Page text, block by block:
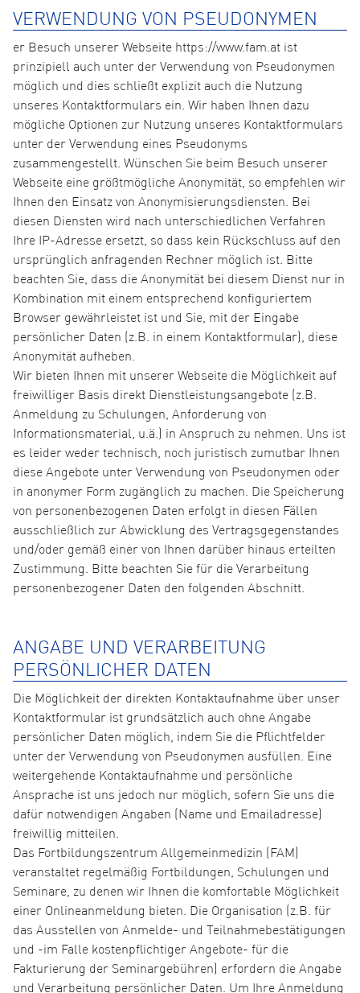
VERWENDUNG VON PSEUDONYMEN
er Besuch unserer Webseite https://www.fam.at ist
prinzipiell auch unter der Verwendung von Pseudonymen
möglich und dies schließt explizit auch die Nutzung
unseres Kontaktformulars ein. Wir haben Ihnen dazu
mögliche Optionen zur Nutzung unseres Kontaktformulars
unter der Verwendung eines Pseudonyms
zusammengestellt. Wünschen Sie beim Besuch unserer
Webseite eine größtmögliche Anonymität, so empfehlen wir
Ihnen den Einsatz von Anonymisierungsdiensten. Bei
diesen Diensten wird nach unterschiedlichen Verfahren
Ihre IP-Adresse ersetzt, so dass kein Rückschluss auf den
ursprünglich anfragenden Rechner möglich ist. Bitte
beachten Sie, dass die Anonymität bei diesem Dienst nur in
Kombination mit einem entsprechend konfiguriertem
Browser gewährleistet ist und Sie, mit der Eingabe
persönlicher Daten (z.B. in einem Kontaktformular), diese
Anonymität aufheben.
Wir bieten Ihnen mit unserer Webseite die Möglichkeit auf
freiwilliger Basis direkt Dienstleistungsangebote (z.B.
Anmeldung zu Schulungen, Anforderung von
Informationsmaterial, u.ä.) in Anspruch zu nehmen. Uns ist
es leider weder technisch, noch juristisch zumutbar Ihnen
diese Angebote unter Verwendung von Pseudonymen oder
in anonymer Form zugänglich zu machen. Die Speicherung
von personenbezogenen Daten erfolgt in diesen Fällen
ausschließlich zur Abwicklung des Vertragsgegenstandes
und/oder gemäß einer von Ihnen darüber hinaus erteilten
Zustimmung. Bitte beachten Sie für die Verarbeitung
personenbezogener Daten den folgenden Abschnitt.
ANGABE UND VERARBEITUNG
PERSÖNLICHER DATEN
Die Möglichkeit der direkten Kontaktaufnahme über unser
Kontaktformular ist grundsätzlich auch ohne Angabe
persönlicher Daten möglich, indem Sie die Pflichtfelder
unter der Verwendung von Pseudonymen ausfüllen. Eine
weitergehende Kontaktaufnahme und persönliche
Ansprache ist uns jedoch nur möglich, sofern Sie uns die
dafür notwendigen Angaben (Name und Emailadresse)
freiwillig mitteilen.
Das Fortbildungszentrum Allgemeinmedizin (FAM)
veranstaltet regelmäßig Fortbildungen, Schulungen und
Seminare, zu denen wir Ihnen die komfortable Möglichkeit
einer Onlineanmeldung bieten. Die Organisation (z.B. für
das Ausstellen von Anmelde- und Teilnahmebestätigungen
und -im Falle kostenpflichtiger Angebote- für die
Fakturierung der Seminargebühren) erfordern die Angabe
und Verarbeitung persönlicher Daten. Um Ihre Anmeldung